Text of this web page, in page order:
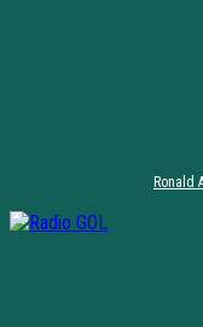
Ronald